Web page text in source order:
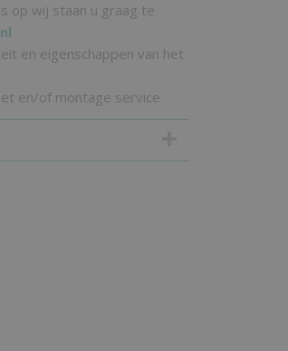
op wij staan u graag te
en eigenschappen van het
en/of montage service